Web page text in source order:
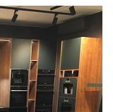
Midea